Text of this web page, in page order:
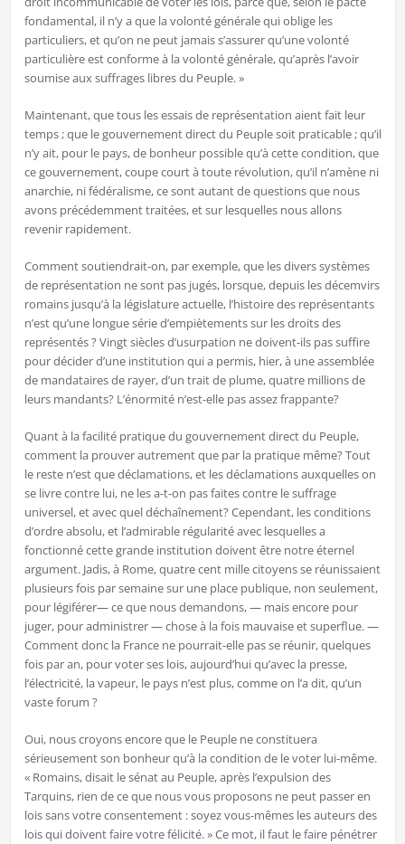
fondamental, il n’y a que la volonté générale qui oblige les
particuliers, et qu’on ne peut jamais s’assurer qu’une volonté
particulière est conforme à la volonté générale, qu’après l’avoir
soumise aux suffrages libres du Peuple. »
Maintenant, que tous les essais de représentation aient fait leur
temps ; que le gouvernement direct du Peuple soit praticable ; qu’il
n’y ait, pour le pays, de bonheur possible qu’à cette condition, que
ce gouvernement, coupe court à toute révolution, qu’il n’amène ni
anarchie, ni fédéralisme, ce sont autant de questions que nous
avons précédemment traitées, et sur lesquelles nous allons
revenir rapidement.
Comment soutiendrait-on, par exemple, que les divers systèmes
de représentation ne sont pas jugés, lorsque, depuis les décemvirs
romains jusqu’à la législature actuelle, l’histoire des représentants
n’est qu’une longue série d’empiètements sur les droits des
représentés ? Vingt siècles d’usurpation ne doivent-ils pas suffire
pour décider d’une institution qui a permis, hier, à une assemblée
de mandataires de rayer, d’un trait de plume, quatre millions de
leurs mandants? L’énormité n’est-elle pas assez frappante?
Quant à la facilité pratique du gouvernement direct du Peuple,
comment la prouver autrement que par la pratique même? Tout
le reste n’est que déclamations, et les déclamations auxquelles on
se livre contre lui, ne les a-t-on pas faites contre le suffrage
universel, et avec quel déchaînement? Cependant, les conditions
d’ordre absolu, et l’admirable régularité avec lesquelles a
fonctionné cette grande institution doivent être notre éternel
argument. Jadis, à Rome, quatre cent mille citoyens se réunissaient
plusieurs fois par semaine sur une place publique, non seulement,
pour légiférer— ce que nous demandons, — mais encore pour
juger, pour administrer — chose à la fois mauvaise et superflue. —
Comment donc la France ne pourrait-elle pas se réunir, quelques
fois par an, pour voter ses lois, aujourd’hui qu’avec la presse,
l’électricité, la vapeur, le pays n’est plus, comme on l’a dit, qu’un
vaste forum ?
Oui, nous croyons encore que le Peuple ne constituera
sérieusement son bonheur qu’à la condition de le voter lui-même.
« Romains, disait le sénat au Peuple, après l’expulsion des
Tarquins, rien de ce que nous vous proposons ne peut passer en
lois sans votre consentement : soyez vous-mêmes les auteurs des
lois qui doivent faire votre félicité. » Ce mot, il faut le faire pénétrer